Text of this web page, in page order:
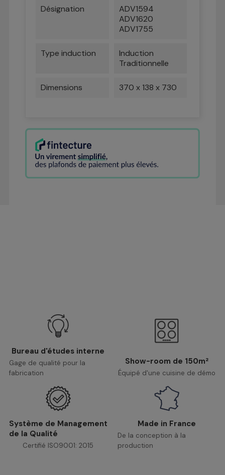
Désignation
ADV1594
ADV1620
ADV1755
Type induction
Induction
Traditionnelle
Dimensions 370 x 138 x 730
Bureau d'études interne
Gage de qualité pour la
fabrication
Show-room de 150m²
Équipé d'une cuisine de démo
Système de Management
de la Qualité
Certifié ISO9001: 2015
Made in France
De la conception à la
production